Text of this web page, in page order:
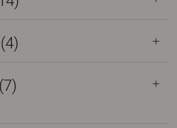
4)
7)